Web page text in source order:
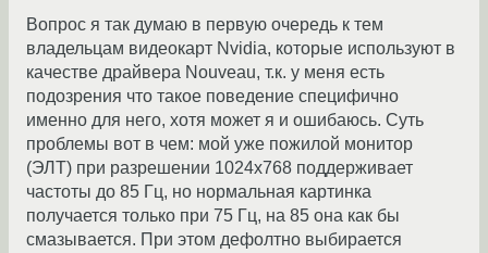
Вопрос я так думаю в первую очередь к тем
владельцам видеокарт Nvidia, которые используют в
качестве драйвера Nouveau, т.к. у меня есть
подозрения что такое поведение специфично
именно для него, хотя может я и ошибаюсь. Суть
проблемы вот в чем: мой уже пожилой монитор
(ЭЛТ) при разрешении 1024х768 поддерживает
частоты до 85 Гц, но нормальная картинка
получается только при 75 Гц, на 85 она как бы
смазывается. При этом дефолтно выбирается